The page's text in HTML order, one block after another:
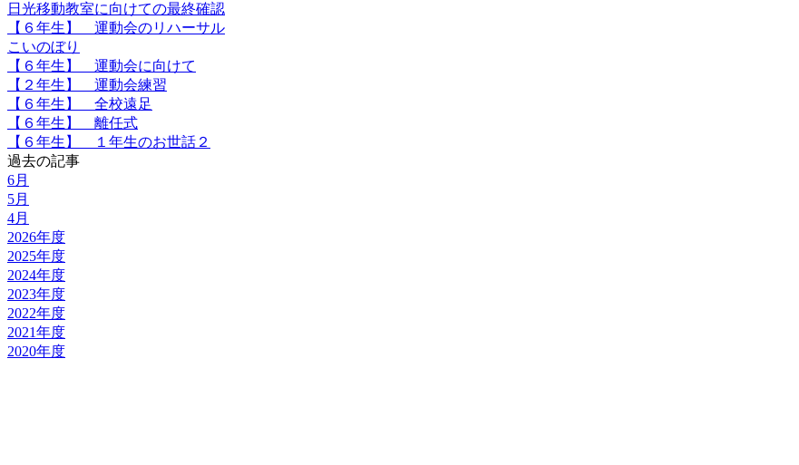
日光移動教室に向けての最終確認
【６年生】 運動会のリハーサル
こいのぼり
【６年生】 運動会に向けて
【２年生】 運動会練習
【６年生】 全校遠足
【６年生】 離任式
【６年生】 １年生のお世話２
過去の記事
6月
5月
4月
2026年度
2025年度
2024年度
2023年度
2022年度
2021年度
2020年度